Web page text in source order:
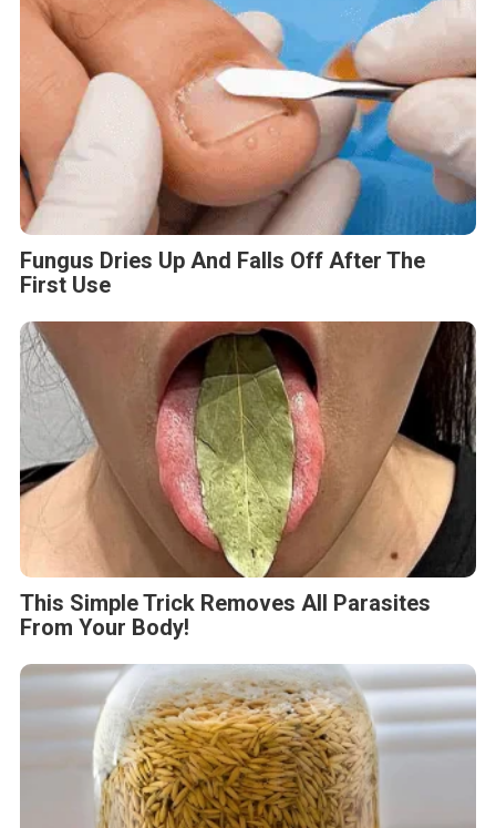
Fungus Dries Up And Falls Off After The
First Use
This Simple Trick Removes All Parasites
From Your Body!